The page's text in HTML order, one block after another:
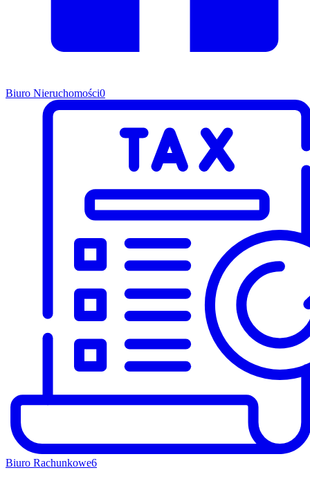
Biuro Nieruchomości0
Biuro Rachunkowe6